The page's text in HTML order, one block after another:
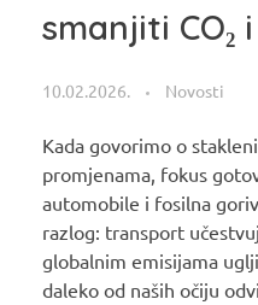
smanjiti
10.02.2026. Novosti
Kada govorimo o
promjenama, fokus
automobile i fosilna
razlog: transport
globalnim emisijama
daleko od naših očiju